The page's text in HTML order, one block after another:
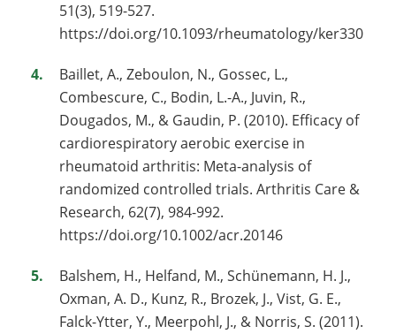
51(3), 519-527.
https://doi.org/10.1093/rheumatology/ker330
Baillet, A., Zeboulon, N., Gossec, L.,
Combescure, C., Bodin, L.-A., Juvin, R.,
Dougados, M., & Gaudin, P. (2010). Efficacy of
cardiorespiratory aerobic exercise in
rheumatoid arthritis: Meta-analysis of
randomized controlled trials. Arthritis Care &
Research, 62(7), 984-992.
https://doi.org/10.1002/acr.20146
Balshem, H., Helfand, M., Schünemann, H. J.,
Oxman, A. D., Kunz, R., Brozek, J., Vist, G. E.,
Falck-Ytter, Y., Meerpohl, J., & Norris, S. (2011).